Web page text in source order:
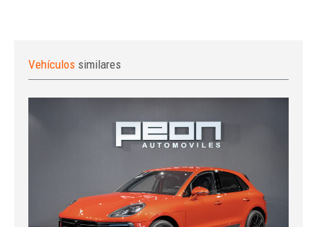
Vehículos similares